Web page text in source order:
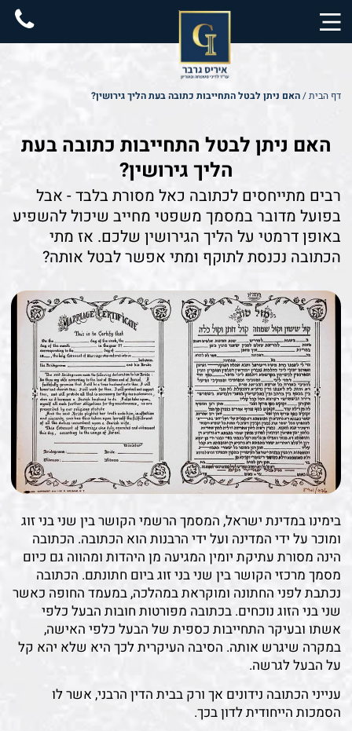
content
דף הבית/האם ניתן לבטל התחייבות כתובה בעת הליך גירושין?
האם ניתן לבטל התחייבות כתובה בעת
הליך גירושין?
רבים מתייחסים לכתובה כאל מסורת בלבד - אבל
בפועל מדובר במסמך משפטי מחייב שיכול להשפיע
באופן דרמטי על הליך הגירושין שלכם. אז מתי
הכתובה נכנסת לתוקף ומתי אפשר לבטל אותה?
בימינו במדינת ישראל, המסמך הרשמי הקושר בין שני בני זוג
ומוכר על ידי המדינה ועל ידי הרבנות הוא הכתובה. הכתובה
הינה מסורת עתיקת יומין המגיעה מן היהדות ומהווה גם כיום
מסמך מרכזי הקושר בין שני בני זוג ביום חתונתם. הכתובה
נכתבת לפני החתונה ומוקראת במהלכה, במעמד החופה כאשר
שני בני הזוג נוכחים. בכתובה מפורטות חובות הבעל כלפי
אשתו ובעיקר התחייבות כספית של הבעל כלפי האישה,
במקרה שיגרש אותה. הסיבה העיקרית לכך היא שלא יהא קל
על הבעל לגרשה.
ענייני הכתובה נידונים אך ורק בבית הדין הרבני, אשר לו
הסמכות הייחודית לדון בכך.